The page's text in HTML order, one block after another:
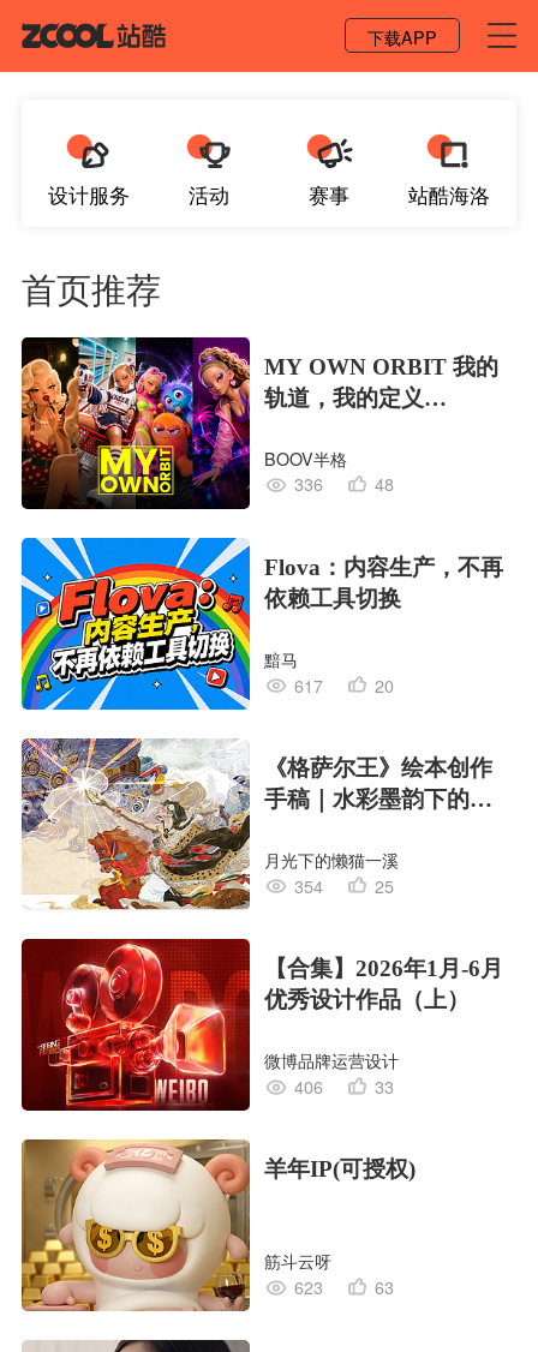
下载APP
设计服务 活动 赛事 站酷海洛
首页推荐
MY OWN ORBIT 我的
轨道，我的定义
对
BOOV半格
336
48
Flova：内容生产，不再
依赖工具切换
黯马
617
20
《格萨尔王》绘本创作
手稿｜水彩墨韵下的史
月光下的懒猫一溪
354
25
【合集】2026年1月-6月
优秀设计作品（上）
微博品牌运营设计
406
33
羊年IP(可授权)
筋斗云呀
623
63